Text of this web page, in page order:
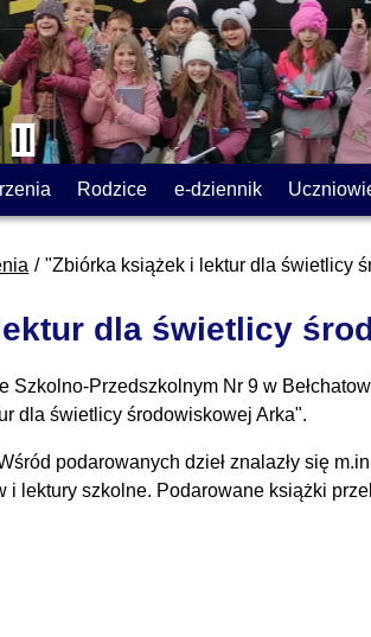
Rodzice e-dziennik
"Zbiórka książek i lektur dla świetlicy
dla świetlicy
Przedszkolnym Nr 9 w
dla świetlicy środowiskowej Arka".
podarowanych dzieł znalazły się
i lektury szkolne. Podarowane książki